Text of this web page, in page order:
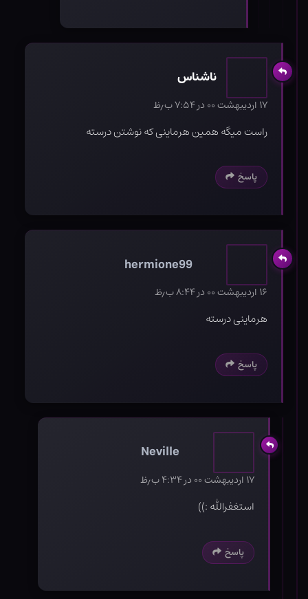
ناشناس
۱۷ اردیبهشت ۰۰ در ۷:۵۴ ب٫ظ
راست میگه همین هرماینی که نوشتن درسته
پاسخ
hermione99
۱۶ اردیبهشت ۰۰ در ۸:۴۴ ب٫ظ
هرماینی درسته
پاسخ
Neville
۱۷ اردیبهشت ۰۰ در ۴:۳۴ ب٫ظ
استغفرالله :))
پاسخ